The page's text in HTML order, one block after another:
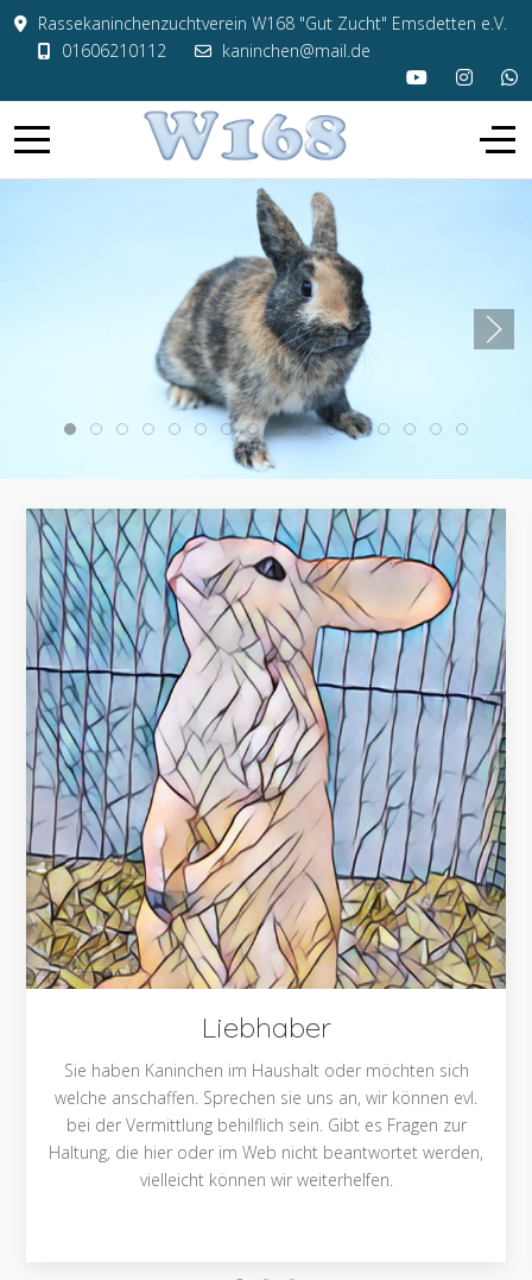
Rassekaninchenzuchtverein W168 "Gut Zucht" Emsdetten e.V.
01606210112
kaninchen@mail.de
Liebhaber
Sie haben Kaninchen im Haushalt oder möchten sich
welche anschaffen. Sprechen sie uns an, wir können evl.
bei der Vermittlung behilflich sein. Gibt es Fragen zur
Haltung, die hier oder im Web nicht beantwortet werden,
vielleicht können wir weiterhelfen.